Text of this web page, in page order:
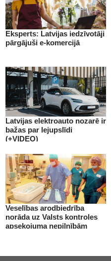
Eksperts: Latvijas iedzīvotāji
pārgājuši e-komercijā
Latvijas elektroauto nozarē ir
bažas par lejupslīdi
(+VIDEO)
Veselības arodbiedrība
norāda uz Valsts kontroles
apsekojuma nepilnībām